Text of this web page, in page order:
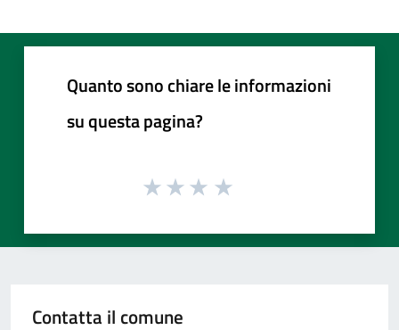
Quanto sono chiare le informazioni
su questa pagina?
Contatta il comune